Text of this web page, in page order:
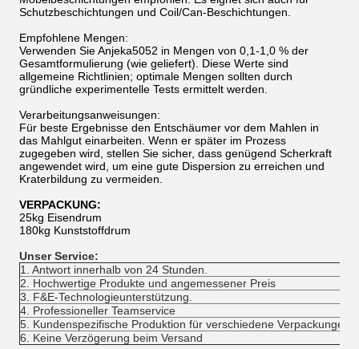
Schutzbeschichtungen und Coil/Can-Beschichtungen.
Empfohlene Mengen:
Verwenden Sie Anjeka5052 in Mengen von 0,1-1,0 % der
Gesamtformulierung (wie geliefert). Diese Werte sind
allgemeine Richtlinien; optimale Mengen sollten durch
gründliche experimentelle Tests ermittelt werden.
Verarbeitungsanweisungen:
Für beste Ergebnisse den Entschäumer vor dem Mahlen in
das Mahlgut einarbeiten. Wenn er später im Prozess
zugegeben wird, stellen Sie sicher, dass genügend Scherkraft
angewendet wird, um eine gute Dispersion zu erreichen und
Kraterbildung zu vermeiden.
VERPACKUNG:
25kg Eisendrum
180kg Kunststoffdrum
Unser Service:
1. Antwort innerhalb von 24 Stunden.
2. Hochwertige Produkte und angemessener Preis
3. F&E-Technologieunterstützung.
4. Professioneller Teamservice
5. Kundenspezifische Produktion für verschiedene Verpackungen
6. Keine Verzögerung beim Versand